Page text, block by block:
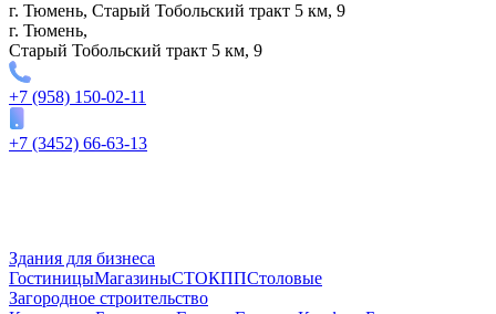
г. Тюмень, Старый Тобольский тракт 5 км, 9
г. Тюмень,
Старый Тобольский тракт 5 км, 9
+7 (958) 150-02-11
+7 (3452) 66-63-13
Здания для бизнеса
ГостиницыМагазиныСТОКППСтоловые
Загородное строительство